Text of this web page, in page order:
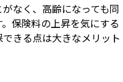
なく、高齢になっても同
保険料の上昇を気にする
きる点は大きなメリット